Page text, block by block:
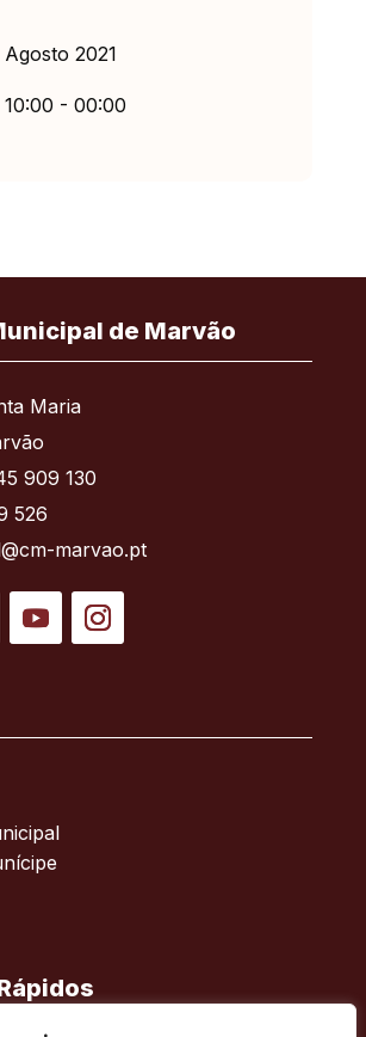
Agosto 2021
10:00 - 00:00
de Marvão
Maria
909 130
526
marvao.pt